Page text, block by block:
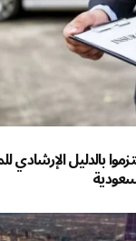
بالدليل الإرشادي